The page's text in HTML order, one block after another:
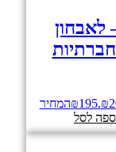
לאבחון
₪195
המחיר
לסל